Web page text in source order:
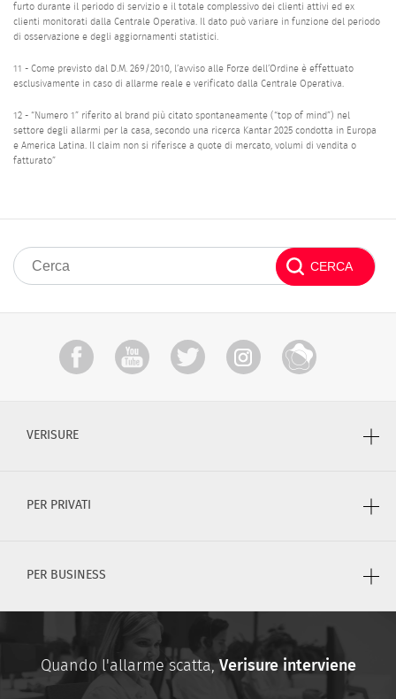
furto durante il periodo di servizio e il totale complessivo dei clienti attivi ed ex
clienti monitorati dalla Centrale Operativa. Il dato può variare in funzione del periodo
di osservazione e degli aggiornamenti statistici.
11 - Come previsto dal D.M. 269/2010, l’avviso alle Forze dell’Ordine è effettuato
esclusivamente in caso di allarme reale e verificato dalla Centrale Operativa.
12 - “Numero 1” riferito al brand più citato spontaneamente (“top of mind”) nel
settore degli allarmi per la casa, secondo una ricerca Kantar 2025 condotta in Europa
e America Latina. Il claim non si riferisce a quote di mercato, volumi di vendita o
fatturato”
VERISURE
PER PRIVATI
PER BUSINESS
Quando l'allarme scatta,Verisure interviene